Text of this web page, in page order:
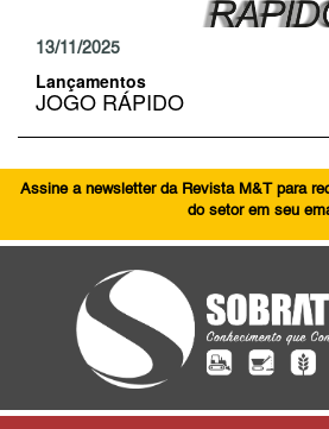
13/11/2025
Lançamentos
JOGO RÁPIDO
Assine a newsletter da Revista M&T para
do setor em seu